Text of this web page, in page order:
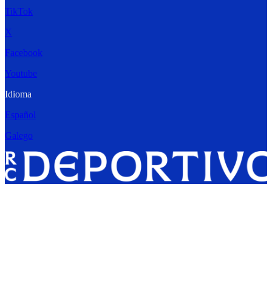
TikTok
X
Facebook
Youtube
Idioma
Español
Galego